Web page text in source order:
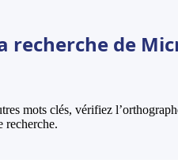
de
mots clés, vérifiez
recherche.